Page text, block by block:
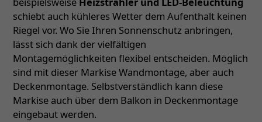
schiebt auch kühleres Wetter dem Aufenthalt keinen
Riegel vor. Wo Sie Ihren Sonnenschutz anbringen,
lässt sich dank der vielfältigen
Montagemöglichkeiten flexibel entscheiden. Möglich
sind mit dieser Markise Wandmontage, aber auch
Deckenmontage. Selbstverständlich kann diese
Markise auch über dem Balkon in Deckenmontage
eingebaut werden.